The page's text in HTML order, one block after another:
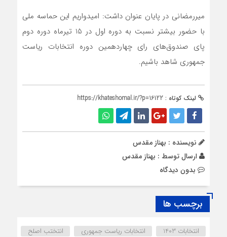
میررمضانی در پایان عنوان داشت: امیدواریم این حماسه ملی
با حضور بیشتر نسبت به دوره اول در 15 تیرماه دوره دوم
پای صندوق‌های رای چهاردهمین دوره انتخابات ریاست
جمهوری شاهد باشیم.
لینک کوتاه : https://khateshomal.ir/?p=16122
نویسنده : بهناز مقدس
ارسال توسط : بهناز مقدس
بدون دیدگاه
برچسب ها
انتخابات 1403 انتخابات ریاست جمهوری
انتختب اصلح